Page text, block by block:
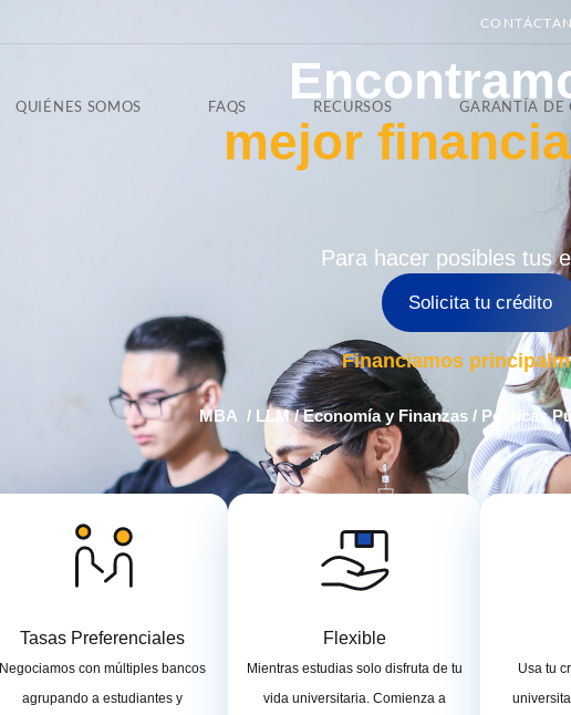
QUIÉNES SOMOS FAQS RECURSOS GARANTÍA DE
mejor
Para hacer posibles tus
Solicita tu crédito
Financiamos
MBA / LLM /Economía y Finanzas / Políticas
Tasas Preferenciales
Negociamos con múltiples bancos
agrupando a estudiantes y
Flexible
Mientras estudias solo disfruta de tu
vida universitaria. Comienza a
Usa tu